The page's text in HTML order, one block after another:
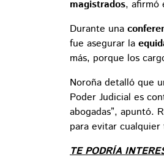
magistrados, afirmó
Durante una
fue asegurar la
más, porque los
Noroña detalló que
Poder Judicial es
abogadas”, apuntó.
para evitar
TE PODRÍA